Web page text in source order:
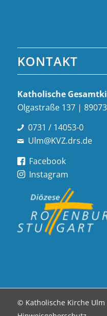
KONTAKT
Katholische
Olgastraße 137 |
0731 / 14053-0
Ulm@KVZ.drs.de
Facebook
Instagram
© Katholische Kirche Ulm